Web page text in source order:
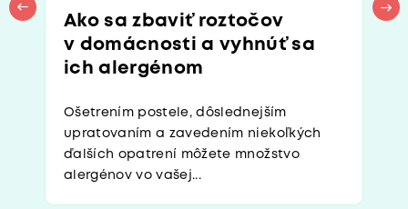
Ako sa zbaviť roztočov
v domácnosti a vyhnúť sa
ich alergénom
Ošetrením postele, dôslednejším
upratovaním a zavedením niekoľkých
ďalších opatrení môžete množstvo
alergénov vo vašej...